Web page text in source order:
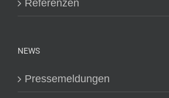
Referenzen
NEWS
Pressemeldungen